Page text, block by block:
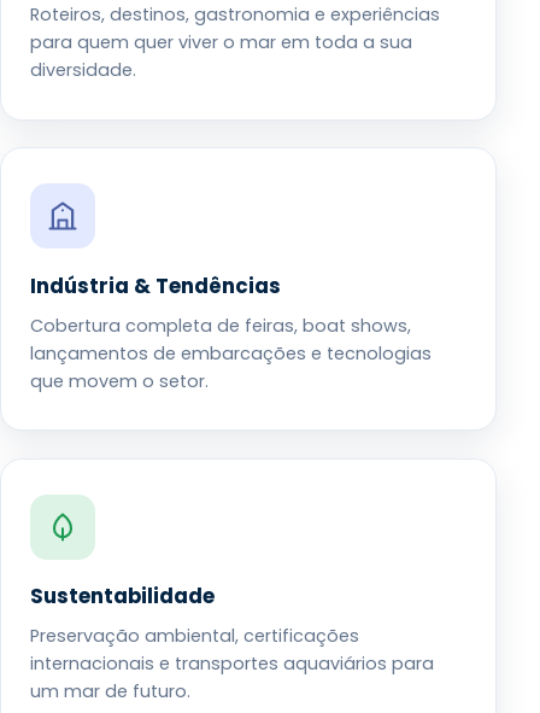
Roteiros, destinos, gastronomia e experiências
para quem quer viver o mar em toda a sua
diversidade.
Indústria & Tendências
Cobertura completa de feiras, boat shows,
lançamentos de embarcações e tecnologias
que movem o setor.
Sustentabilidade
Preservação ambiental, certificações
internacionais e transportes aquaviários para
um mar de futuro.